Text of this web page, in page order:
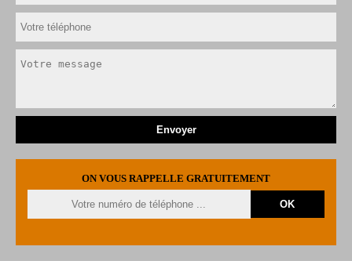
ON VOUS RAPPELLE GRATUITEMENT